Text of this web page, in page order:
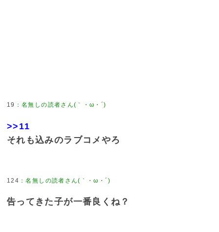
19 ：名無しの読者さん(｀・ω・´)
>>11
それも込みのラブコメやろ
124 ：名無しの読者さん(｀・ω・´)
告ってきた子が一番良くね？